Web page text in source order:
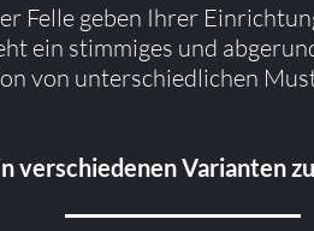
Felle geben Ihrer
ein stimmiges und
von unterschiedlichen
verschiedenen Varianten